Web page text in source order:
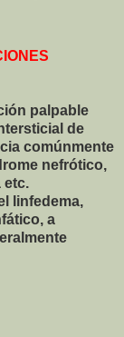
palpable
de
comúnmente
nefrótico,
etc.
linfedema,
a